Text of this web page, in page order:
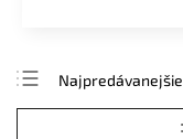
Najpredávanejšie
Najlacnejšie